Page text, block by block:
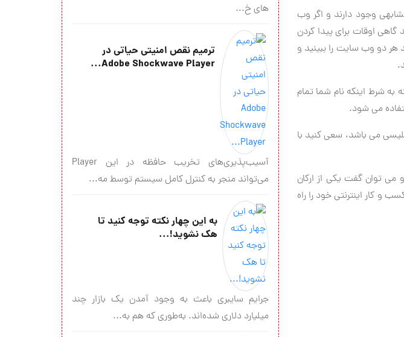
وجود دارند و اگر وب
گاهی اوقات برای پیدا کردن
دو وب سایت را ببینید و
به شرط اینکه نام شما تمام
می شود.
می باشد، سعی کنید با
می توان گفت یکی از ارکان
و کار اینترنتی خود را راه
های خ...
ترمیم نقص امنیتی حیاتی در
Adobe Shockwave Player...
آسیب‌پذیری‌های تخریب حافظه در این Player
می‌تواند منجر به كنترل كامل سیستم توسط مه...
به این چهار نکته توجه کنید تا
هک نشوید!...
جرایم سایبری باعث به وجود آمدن یک بازار چند
میلیارد دلاری شده‌اند. به‌طوری که هم به...